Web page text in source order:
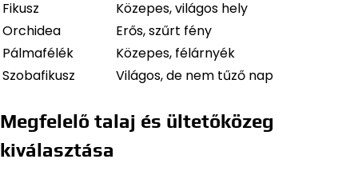
Fikusz
Közepes, világos hely
Orchidea
Erős, szűrt fény
Pálmafélék
Közepes, félárnyék
Szobafikusz
Világos, de nem tűző nap
Megfelelő talaj és ültetőközeg
kiválasztása